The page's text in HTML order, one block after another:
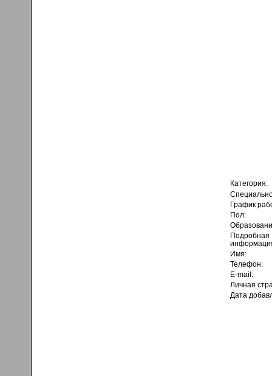
Категория:
График
Пол:
Подробная
Имя:
Телефон:
E-mail:
Личная
Дата